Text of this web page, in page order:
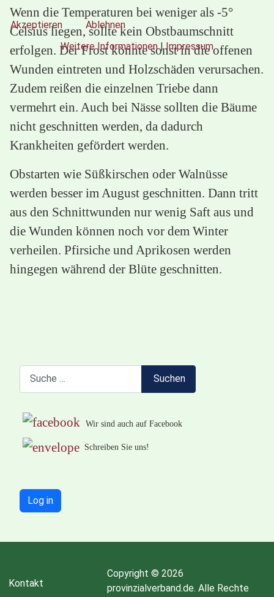
Wenn die Temperaturen bei weniger als -5°
Celsius liegen, sollte kein Obstbaumschnitt
erfolgen. Der Frost könnte sonst in die offenen
Wunden eintreten und Holzschäden verursachen.
Zudem reißen die einzelnen Triebe dann
vermehrt ein. Auch bei Nässe sollten die Bäume
nicht geschnitten werden, da dadurch
Krankheiten gefördert werden.
Obstarten wie Süßkirschen oder Walnüsse
werden besser im August geschnitten. Dann tritt
aus den Schnittwunden nur wenig Saft aus und
die Wunden können noch vor dem Winter
verheilen. Pfirsiche und Aprikosen werden
hingegen während der Blüte geschnitten.
Suchen
Wir sind auch auf Facebook
Schreiben Sie uns!
Log in
Kontakt
Copyright © 2026
provinzialverband.de. Alle Rechte
Akzeptieren
Ablehnen
Weitere Informationen|Impressum